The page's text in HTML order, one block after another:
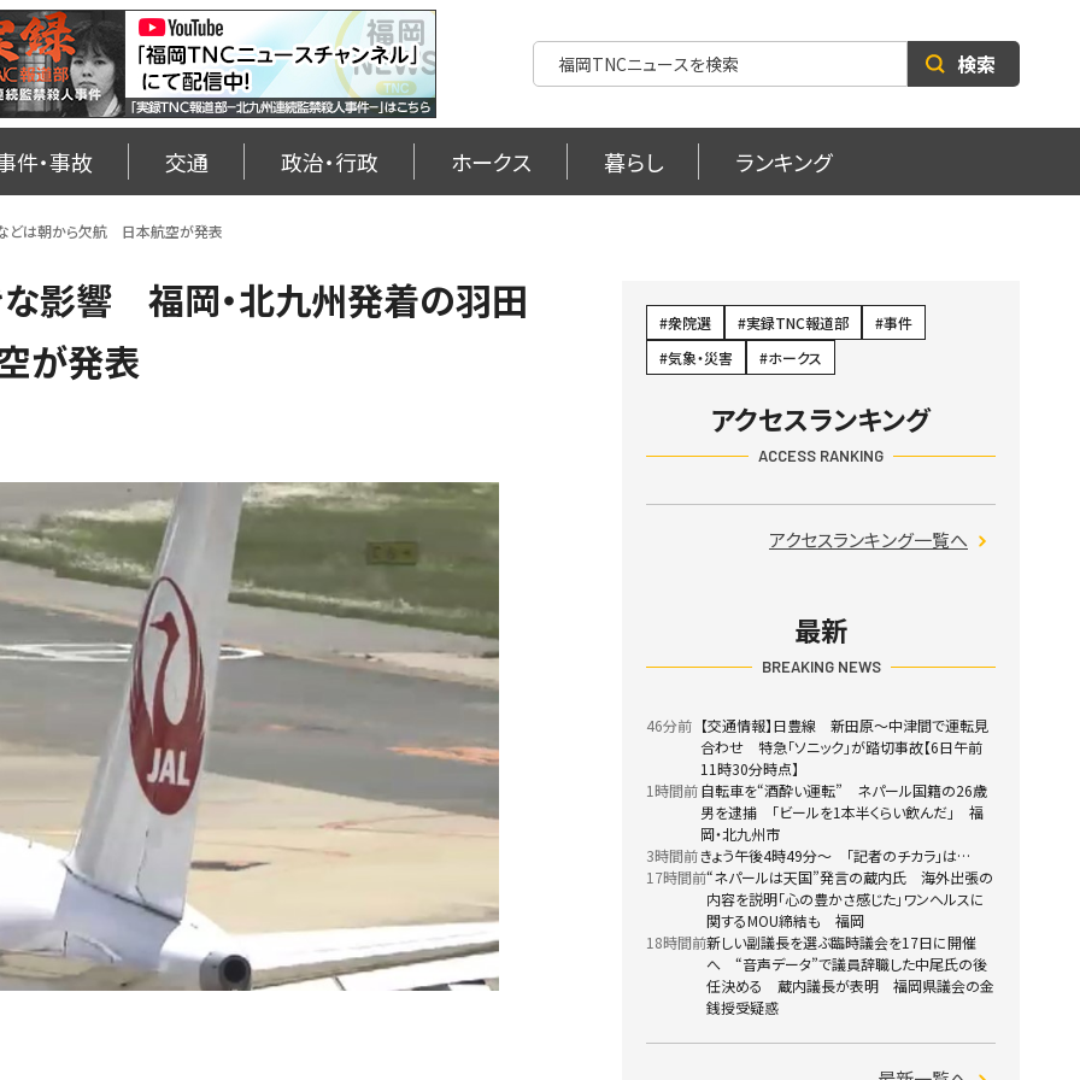
検索
件・事故 交通 政治・行政 ホークス 暮らし ランキング
どは朝から欠航 日本航空が発表
な影響 福岡・北九州発着の羽田
が発表
衆院選 実録TNC報道部
事件
気象・災害
ホークス
アクセスランキング
ACCESS RANKING
アクセスランキング一覧へ
最新
BREAKING NEWS
46分前 【交通情報】日豊線 新田原～中津間で運転見
合わせ 特急「ソニック」が踏切事故【6日午前
11時30分時点】
1時間前自転車を“酒酔い運転” ネパール国籍の26歳
男を逮捕 「ビールを1本半くらい飲んだ」 福
岡・北九州市
3時間前きょう午後4時49分～ 「記者のチカラ」は…
17時間前“ネパールは天国”発言の蔵内氏 海外出張の
内容を説明「心の豊かさ感じた」ワンヘルスに
関するMOU締結も 福岡
18時間前新しい副議長を選ぶ臨時議会を17日に開催
へ “音声データ”で議員辞職した中尾氏の後
任決める 蔵内議長が表明 福岡県議会の金
銭授受疑惑